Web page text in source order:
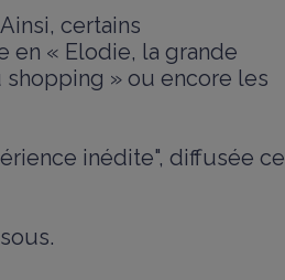
certains
« Elodie, la grande
shopping » ou encore les
inédite", diffusée ce